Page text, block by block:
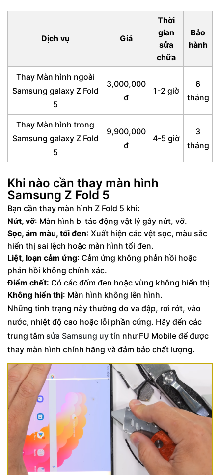
Hỗ trợ khách hàng sau khi thay màn hình
Dịch vụ Giá
Thời
gian
sửa
chữa
Bảo
hành
Thay Màn hình ngoài
Samsung galaxy Z Fold
5
3,000,000
đ
1-2 giờ
6
tháng
Thay Màn hình trong
Samsung galaxy Z Fold
5
9,900,000
đ
4-5 giờ
3
tháng
Khi nào cần thay màn hình
Samsung Z Fold 5
Bạn cần thay màn hình Z Fold 5 khi:
Nứt, vỡ: Màn hình bị tác động vật lý gây nứt, vỡ.
Sọc, ám màu, tối đen: Xuất hiện các vệt sọc, màu sắc
hiển thị sai lệch hoặc màn hình tối đen.
Liệt, loạn cảm ứng: Cảm ứng không phản hồi hoặc
phản hồi không chính xác.
Điểm chết: Có các đốm đen hoặc vùng không hiển thị.
Không hiển thị: Màn hình không lên hình.
Những tình trạng này thường do va đập, rơi rớt, vào
nước, nhiệt độ cao hoặc lỗi phần cứng. Hãy đến các
trung tâm sửa Samsung uy tín như FU Mobile để được
thay màn hình chính hãng và đảm bảo chất lượng.